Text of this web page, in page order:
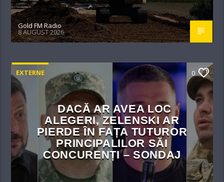
Gold FM Radio
8 AUGUST 2026
EXTERNE 0
DACĂ AR AVEA LOC
ALEGERI, ZELENSKI AR
PIERDE ÎN FAȚA TUTUROR
PRINCIPALILOR SĂI
CONCURENȚI – SONDAJ